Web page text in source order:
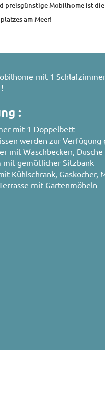
preisgünstige Mobilhome ist
am Meer!
mit 1
:
mit 1 Doppelbett
werden zur
mit Waschbecken,
mit gemütlicher Sitzbank
Kühlschrank, Gaskocher,
mit Gartenmöbeln